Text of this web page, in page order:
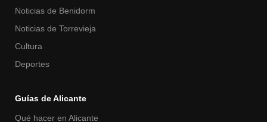
Noticias de Benidorm
Noticias de Torrevieja
Cultura
Deportes
Guías de Alicante
Qué hacer en Alicante